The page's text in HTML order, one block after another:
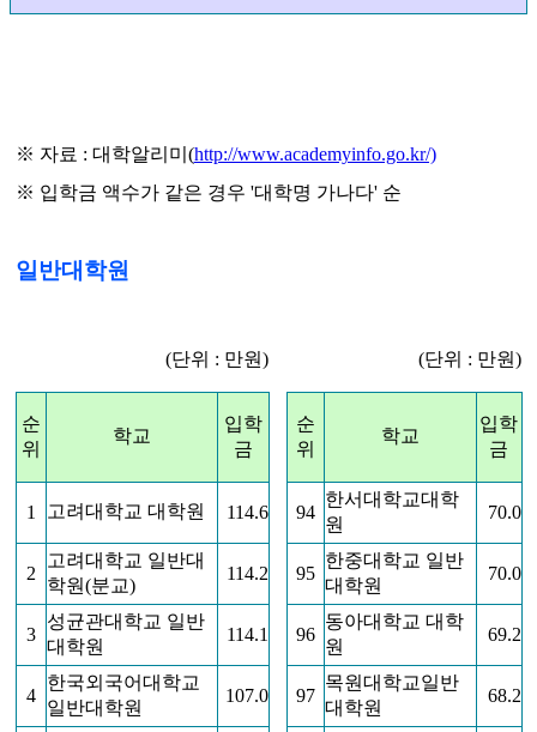
※ 자료 : 대학알리미(http://www.academyinfo.go.kr/)
※ 입학금 액수가 같은 경우 '대학명 가나다' 순
일반대학원
(단위 : 만원) (단위 : 만원)
순
위
학교
입학
금
순
위
학교
입학
금
1 고려대학교 대학원 114.6 94
한서대학교대학
원
70.0
2
고려대학교 일반대
학원(분교)
114.2 95
한중대학교 일반
대학원
70.0
3
성균관대학교 일반
대학원
114.1 96
동아대학교 대학
원
69.2
4
한국외국어대학교
일반대학원
107.0 97
목원대학교일반
대학원
68.2